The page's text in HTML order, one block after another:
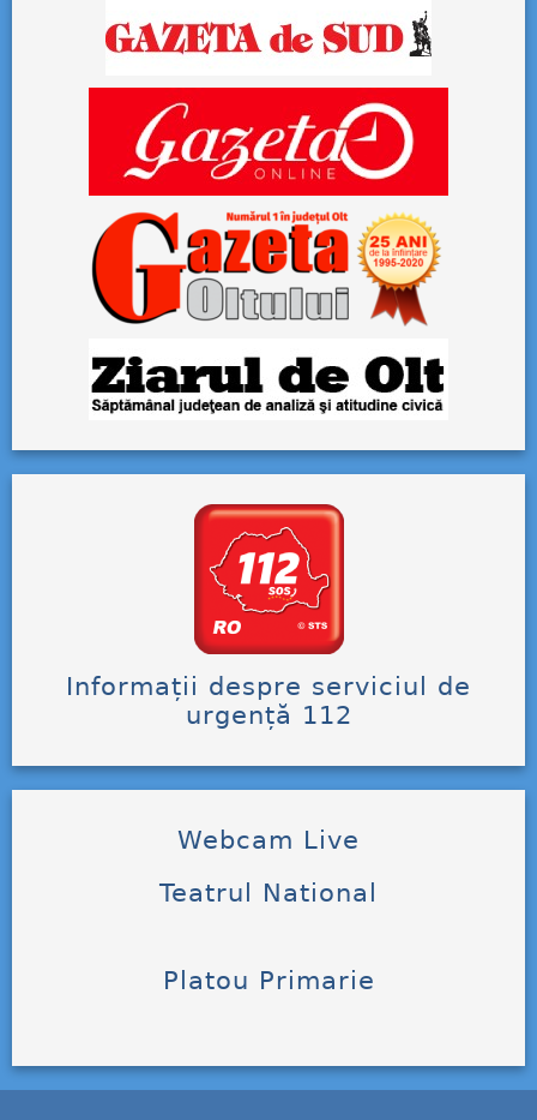
Informații despre serviciul de
urgență 112
Webcam Live
Teatrul National
Platou Primarie